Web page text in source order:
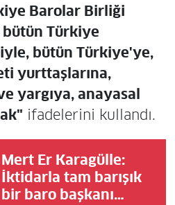
Barolar Birliği
Türkiye
bütün Türkiye'ye,
yurttaşlarına,
yargıya, anayasal
ifadelerini kullandı.
Mert Er Karagülle:
İktidarla tam barışık
bir baro başkanı